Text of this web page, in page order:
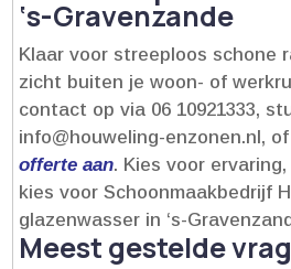
‘s-Gravenzande
Klaar voor streeploos schone
zicht buiten je woon- of
contact op via 06 10921333,
info@houweling-enzonen.​nl,
offerte aan.​ Kies voor
kies voor Schoonmaakbedrijf
glazenwasser in ‘s-
Meest gestelde